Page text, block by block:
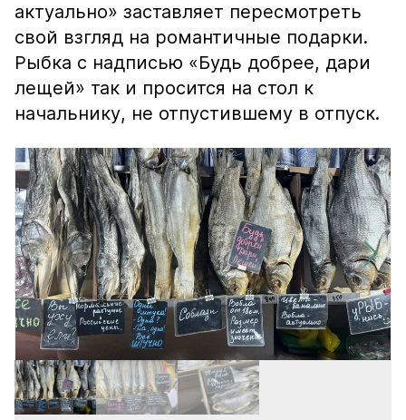
актуально» заставляет пересмотреть
свой взгляд на романтичные подарки.
Рыбка с надписью «Будь добрее, дари
лещей» так и просится на стол к
начальнику, не отпустившему в отпуск.